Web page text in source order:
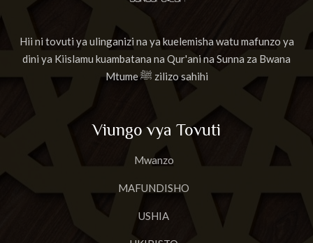
Hii ni tovuti ya ulinganizi na ya kuelemisha watu mafunzo ya
dini ya Kiislamu kuambatana na Qur'ani na Sunna za Bwana
Mtume ﷺ zilizo sahihi
Viungo vya Tovuti
Mwanzo
MAFUNDISHO
USHIA